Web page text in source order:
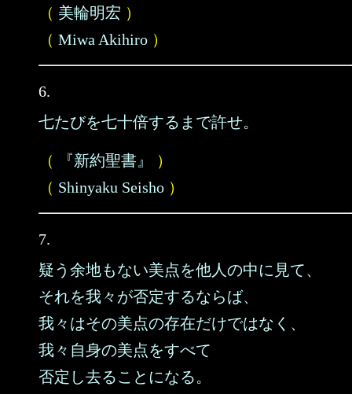
（ 美輪明宏 ）
（ Miwa Akihiro ）
6.
七たびを七十倍するまで許せ。
（ 『新約聖書』
）
（ Shinyaku Seisho ）
7.
疑う余地もない美点を他人の中に見て、
それを我々が否定するならば、
我々はその美点の存在だけではなく、
我々自身の美点をすべて
否定し去ることになる。